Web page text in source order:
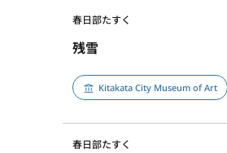
残雪
春日部たすく
Kitakata City Museum of Art
春日部たすく